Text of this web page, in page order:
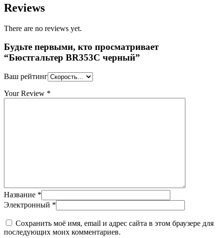
Reviews
There are no reviews yet.
Будьте первыми, кто просматривает
“Бюстгальтер BR353C черный”
Ваш рейтинг
Your Review *
Название *
Электронный *
Сохранить моё имя, email и адрес сайта в этом браузере для
последующих моих комментариев.